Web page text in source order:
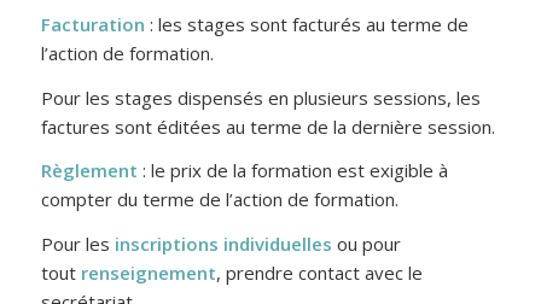
Facturation : les stages sont facturés au terme de
l’action de formation.
Pour les stages dispensés en plusieurs sessions, les
factures sont éditées au terme de la dernière session.
Règlement : le prix de la formation est exigible à
compter du terme de l’action de formation.
Pour les inscriptions individuelles ou pour
tout renseignement, prendre contact avec le